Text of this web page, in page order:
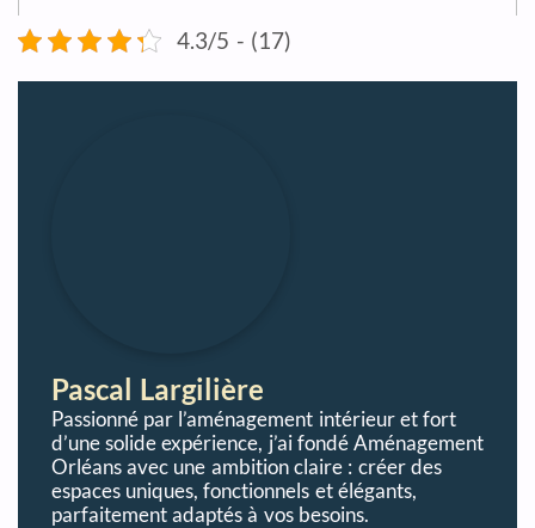
4.3/5 - (17)
Pascal Largilière
Passionné par l’aménagement intérieur et fort
d’une solide expérience, j’ai fondé Aménagement
Orléans avec une ambition claire : créer des
espaces uniques, fonctionnels et élégants,
parfaitement adaptés à vos besoins.